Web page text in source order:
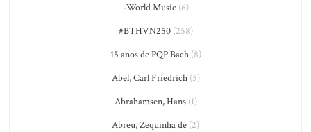
-World Music (6)
#BTHVN250(258)
15 anos de PQP Bach(8)
Abel, Carl Friedrich(5)
Abrahamsen, Hans(1)
Abreu, Zequinha de (2)